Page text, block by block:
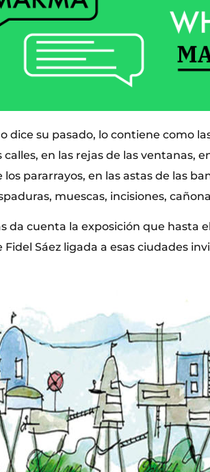
dice su pasado, lo contiene como
calles, en las rejas de las ventanas,
pararrayos, en las astas de las
muescas, incisiones,
da cuenta la exposición que hasta
Sáez ligada a esas ciudades